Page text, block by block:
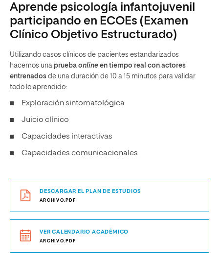
Aprende psicología infantojuvenil
participando en ECOEs (Examen
Clínico Objetivo Estructurado)
Utilizando casos clínicos de pacientes estandarizados
hacemos una prueba online en tiempo real con actores
entrenados de una duración de 10 a 15 minutos para validar
todo lo aprendido:
Exploración sintomatológica
Juicio clínico
Capacidades interactivas
Capacidades comunicacionales
DESCARGAR EL PLAN DE ESTUDIOS
ARCHIVO.PDF
VER CALENDARIO ACADÉMICO
ARCHIVO.PDF